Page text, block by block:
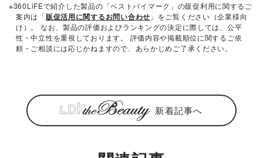
※360LiFEで紹介した製品の「ベストバイマーク」の販促利用に関するご
案内は「販促活用に関するお問い合わせ 」をご覧ください（企業様向
け）。 なお、製品の評価およびランキングの決定に際しては、公平
性・中立性を重視しております。 評価内容や掲載順位に関するご依
頼・ご相談には応じかねますので、あらかじめご了承ください。
新着記事へ